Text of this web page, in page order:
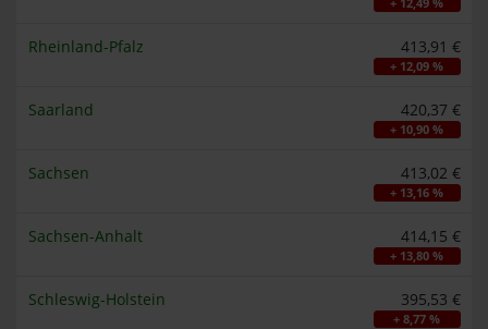
+ 12,49 %
Rheinland-Pfalz 413,91 €
+ 12,09 %
Saarland 420,37 €
+ 10,90 %
Sachsen 413,02 €
+ 13,16 %
Sachsen-Anhalt 414,15 €
+ 13,80 %
Schleswig-Holstein 395,53 €
+ 8,77 %